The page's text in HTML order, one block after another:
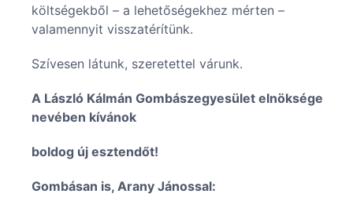
költségekből – a lehetőségekhez mérten –
valamennyit visszatérítünk.
Szívesen látunk, szeretettel várunk.
A László Kálmán Gombászegyesület elnöksége
nevében kívánok
boldog új esztendőt!
Gombásan is, Arany Jánossal: